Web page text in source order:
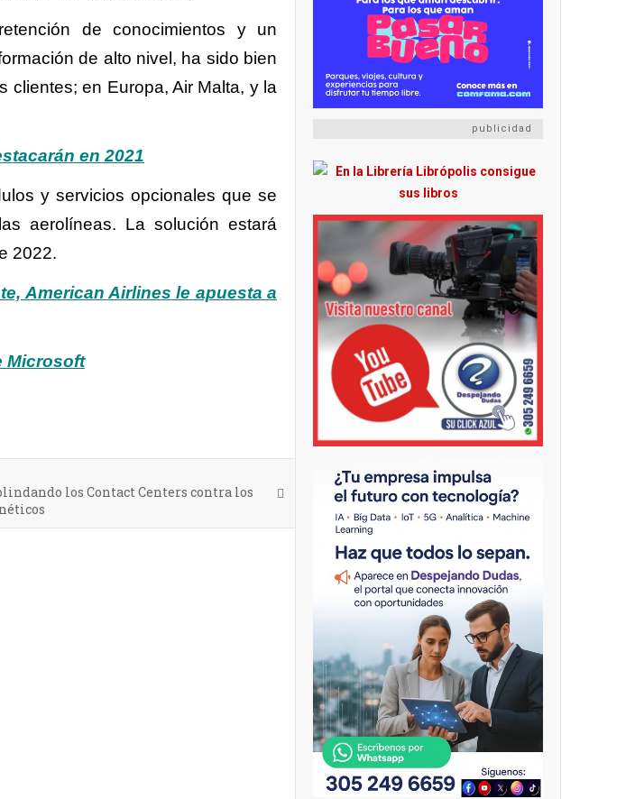
de conocimientos y un
de alto nivel, ha sido bien
clientes; en Europa, Air Malta, y la
en 2021
y servicios opcionales que se
aerolíneas. La solución estará
2022.
American Airlines le apuesta a
Microsoft
los Contact Centers contra los
publicidad